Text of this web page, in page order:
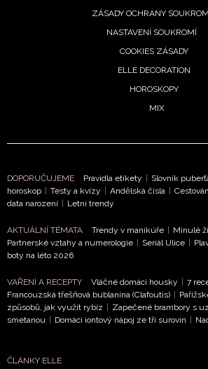
NEWSLETTER
Přihlášením k newsletteru souhlasíte s
seznámili se Zásadami ochrany
s.r.o. bude s Vašimi údaji pracovat
vyhodnocení akce a zasílání novinek.
partnerů? Pokud souhlasíte se
ZÁSADY OCHRANY
NASTAVENÍ SOUKROMÍ
COOKIES ZÁSADY
ELLE DECORATION
HOROSKOPY
MIX
DOPORUČUJEME Pravidla etikety | Slovník
horoskop | Testy a kvízy | Andělská čísla |
data narození | Letní trendy
AKTUÁLNÍ TÉMATA Trendy v manikúře | Minulé
Partnerské vztahy a numerologie | Seriál Ulice |
boty na léto 2026
VAŘENÍ A RECEPTY Vláčné domácí housky | 7
Francouzská třešňová bublanina (Clafoutis) |
způsobů, jak využít rybíz | Zapečené brambory s
smetanou | Domácí iontový nápoj ze tří surovin |
ČLÁNKY ELLE